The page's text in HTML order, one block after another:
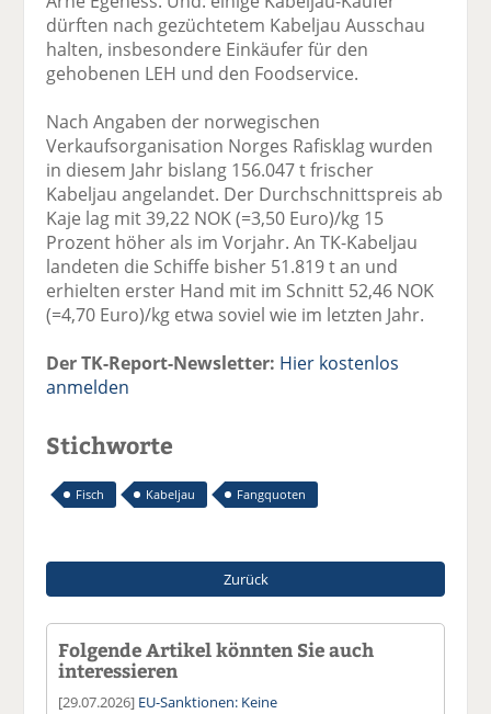
dürften nach gezüchtetem Kabeljau Ausschau
halten, insbesondere Einkäufer für den
gehobenen LEH und den Foodservice.
Nach Angaben der norwegischen
Verkaufsorganisation Norges Rafisklag wurden
in diesem Jahr bislang 156.047 t frischer
Kabeljau angelandet. Der Durchschnittspreis ab
Kaje lag mit 39,22 NOK (=3,50 Euro)/kg 15
Prozent höher als im Vorjahr. An TK-Kabeljau
landeten die Schiffe bisher 51.819 t an und
erhielten erster Hand mit im Schnitt 52,46 NOK
(=4,70 Euro)/kg etwa soviel wie im letzten Jahr.
Der TK-Report-Newsletter: Hier kostenlos
anmelden
Stichworte
Fisch Kabeljau Fangquoten
Zurück
Folgende Artikel könnten Sie auch
interessieren
[29.07.2026] EU-Sanktionen: Keine